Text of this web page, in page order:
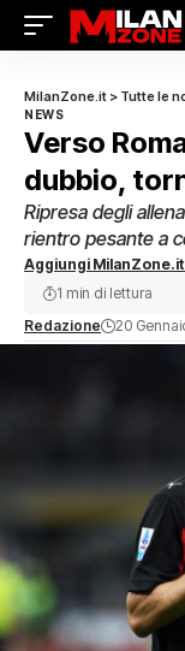
MilanZone.it > Tutte le
NEWS
Verso
dubbio,
Ripresa degli
rientro pesante a
Aggiungi
Redazione 20
1 min di lettura